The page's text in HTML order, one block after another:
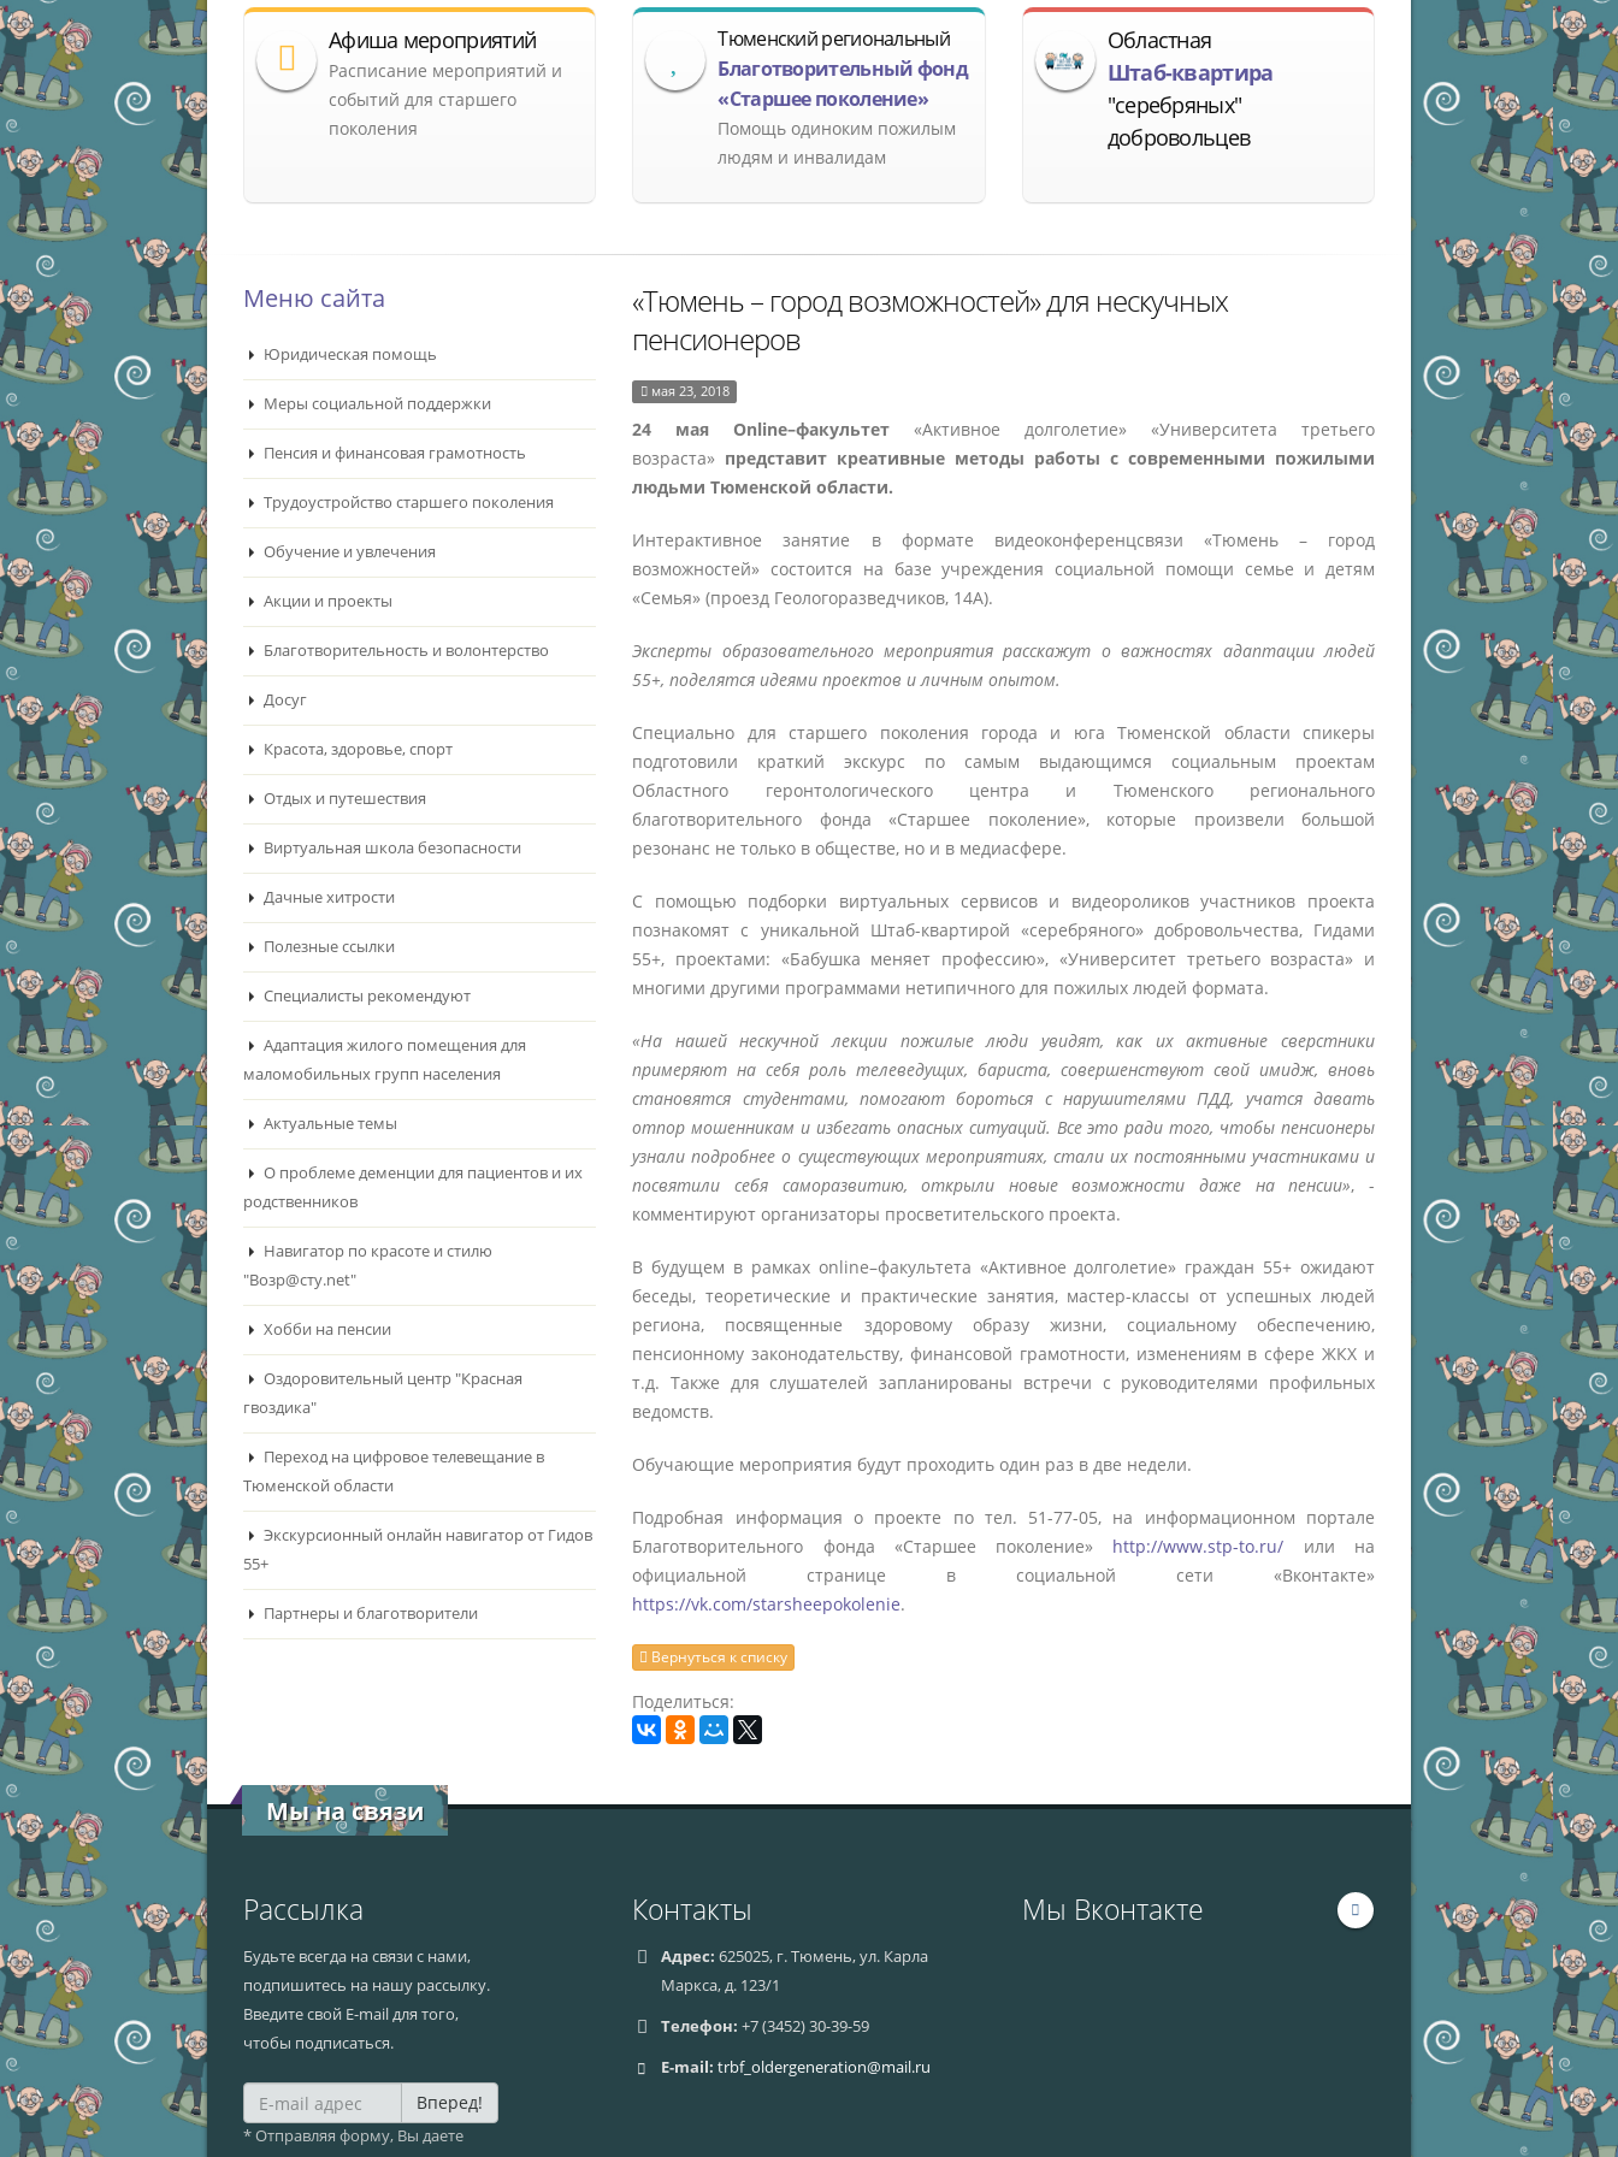
Афиша мероприятий
Расписание мероприятий и
событий для старшего
поколения
Тюменский региональный
Благотворительный фонд
«Старшее поколение»
Помощь одиноким пожилым
людям и инвалидам
Областная
Штаб-квартира
"серебряных"
добровольцев
Меню сайта
Юридическая помощь
Меры социальной поддержки
Пенсия и финансовая грамотность
Трудоустройство старшего поколения
Обучение и увлечения
Акции и проекты
Благотворительность и волонтерство
Досуг
Красота, здоровье, спорт
Отдых и путешествия
Виртуальная школа безопасности
Дачные хитрости
Полезные ссылки
Специалисты рекомендуют
Адаптация жилого помещения для
маломобильных групп населения
Актуальные темы
О проблеме деменции для пациентов и их
родственников
Навигатор по красоте и стилю
"Возр@сту.net"
Хобби на пенсии
Оздоровительный центр "Красная
гвоздика"
Переход на цифровое телевещание в
Тюменской области
Экскурсионный онлайн навигатор от Гидов
55+
Партнеры и благотворители
«Тюмень – город возможностей» для нескучных
пенсионеров
мая 23, 2018
24 мая Оnline–факультет «Активное долголетие» «Университета третьего
возраста» представит креативные методы работы с современными пожилыми
людьми Тюменской области.
Интерактивное занятие в формате видеоконференцсвязи «Тюмень – город
возможностей» состоится на базе учреждения социальной помощи семье и детям
«Семья» (проезд Геологоразведчиков, 14А).
Эксперты образовательного мероприятия расскажут о важностях адаптации людей
55+, поделятся идеями проектов и личным опытом.
Специально для старшего поколения города и юга Тюменской области спикеры
подготовили краткий экскурс по самым выдающимся социальным проектам
Областного геронтологического центра и Тюменского регионального
благотворительного фонда «Старшее поколение», которые произвели большой
резонанс не только в обществе, но и в медиасфере.
С помощью подборки виртуальных сервисов и видеороликов участников проекта
познакомят с уникальной Штаб-квартирой «серебряного» добровольчества, Гидами
55+, проектами: «Бабушка меняет профессию», «Университет третьего возраста» и
многими другими программами нетипичного для пожилых людей формата.
«На нашей нескучной лекции пожилые люди увидят, как их активные сверстники
примеряют на себя роль телеведущих, бариста, совершенствуют свой имидж, вновь
становятся студентами, помогают бороться с нарушителями ПДД, учатся давать
отпор мошенникам и избегать опасных ситуаций. Все это ради того, чтобы пенсионеры
узнали подробнее о существующих мероприятиях, стали их постоянными участниками и
посвятили себя саморазвитию, открыли новые возможности даже на пенсии», -
комментируют организаторы просветительского проекта.
В будущем в рамках online–факультета «Активное долголетие» граждан 55+ ожидают
беседы, теоретические и практические занятия, мастер-классы от успешных людей
региона, посвященные здоровому образу жизни, социальному обеспечению,
пенсионному законодательству, финансовой грамотности, изменениям в сфере ЖКХ и
т.д. Также для слушателей запланированы встречи с руководителями профильных
ведомств.
Обучающие мероприятия будут проходить один раз в две недели.
Подробная информация о проекте по тел. 51-77-05, на информационном портале
Благотворительного фонда «Старшее поколение» http://www.stp-to.ru/ или на
официальной странице в социальной сети «Вконтакте»
https://vk.com/starsheepokolenie.
Вернуться к списку
Поделиться:
Мы на связи
Рассылка
Будьте всегда на связи с нами,
подпишитесь на нашу рассылку.
Введите свой E-mail для того,
чтобы подписаться.
Вперед!
* Отправляя форму, Вы даете
Контакты
Адрес: 625025, г. Тюмень, ул. Карла
Маркса, д. 123/1
Телефон: +7 (3452) 30-39-59
E-mail: trbf_oldergeneration@mail.ru
Мы Вконтакте